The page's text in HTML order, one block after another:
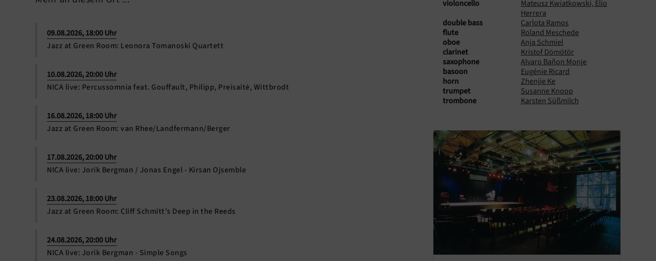
09.08.2026, 18:00 Uhr
Jazz at Green Room: Leonora Tomanoski Quartett
10.08.2026, 20:00 Uhr
NICA live: Percussomnia feat. Gouffault, Philipp, Preisaitė, Wittbrodt
16.08.2026, 18:00 Uhr
Jazz at Green Room: van Rhee/Landfermann/Berger
17.08.2026, 20:00 Uhr
NICA live: Jorik Bergman / Jonas Engel - Kirsan Ojsemble
23.08.2026, 18:00 Uhr
Jazz at Green Room: Cliff Schmitt’s Deep in the Reeds
24.08.2026, 20:00 Uhr
NICA live: Jorik Bergman - Simple Songs
violoncello
Mateusz Kwiatkowski, Elio
Herrera
double bass
Carlota Ramos
flute
Roland Meschede
oboe
Anja Schmiel
clarinet
Kristof Dömötör
saxophone
Alvaro Bañon Monje
basoon
Eugénie Ricard
horn
Zhenjie Ke
trumpet
Susanne Knoop
trombone
Karsten Süßmilch